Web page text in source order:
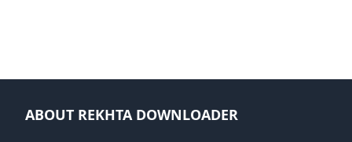
ABOUT REKHTA DOWNLOADER